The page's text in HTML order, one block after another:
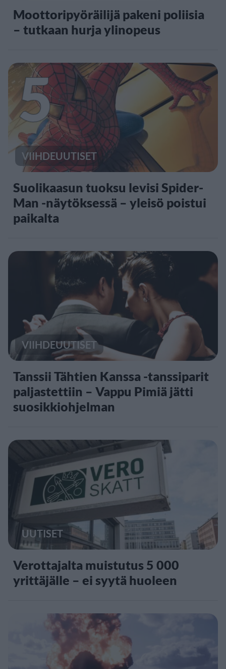
Moottoripyöräilijä pakeni poliisia
– tutkaan hurja ylinopeus
5
VIIHDEUUTISET
Suolikaasun tuoksu levisi Spider-
Man -näytöksessä – yleisö poistui
paikalta
VIIHDEUUTISET
Tanssii Tähtien Kanssa -tanssiparit
paljastettiin – Vappu Pimiä jätti
suosikkiohjelman
UUTISET
Verottajalta muistutus 5 000
yrittäjälle – ei syytä huoleen